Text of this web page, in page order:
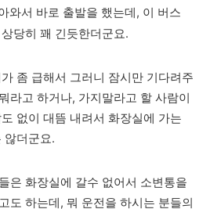
와서 바로 출발을 했는데, 이 버스
당히 꽤 긴듯한더군요.
좀 급해서 그러니 잠시만 기다려주
라고 하거나, 가지말라고 할 사람이
없이 대뜸 내려서 화장실에 가는
않더군요.
은 화장실에 갈수 없어서 소변통을
도 하는데, 뭐 운전을 하시는 분들의